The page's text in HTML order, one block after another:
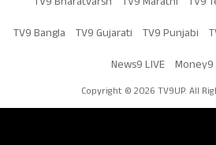
TV9 Bangla TV9 Gujarati TV9 Punjabi
News9 LIVE Money9
Copyright © 2026 TV9UP. All